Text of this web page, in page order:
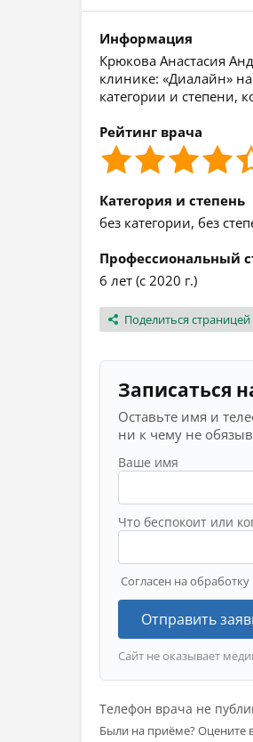
Информация
Крюкова Анастасия
клинике: «Диалайн»
категории и степени,
Рейтинг врача
Категория и степень
без категории, без
Профессиональный
6 лет (с 2020 г.)
Поделиться страницей
Записаться
Оставьте имя и
ни к чему не
Ваше имя
Что беспокоит или
Согласен на
Отправить
Сайт не оказывает
Телефон врача не
Были на приёме? Оцените